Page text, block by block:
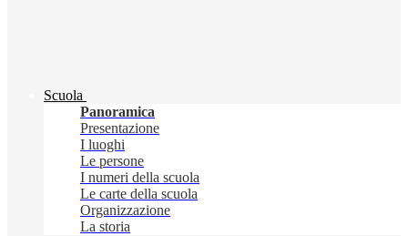
Scuola
Panoramica
Presentazione
I luoghi
Le persone
I numeri della scuola
Le carte della scuola
Organizzazione
La storia